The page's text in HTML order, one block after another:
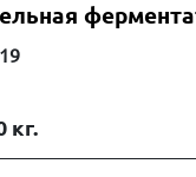
кг.